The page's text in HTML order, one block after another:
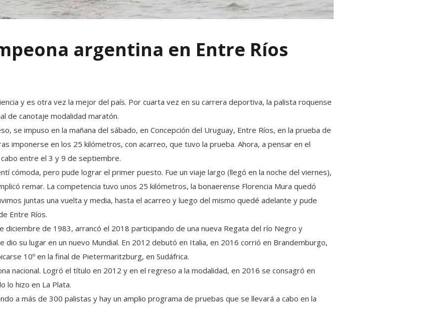
argentina en Entre Ríos
y es otra vez la mejor del país. Por cuarta vez en su carrera deportiva, la palista roquense
de canotaje modalidad maratón.
se impuso en la mañana del sábado, en Concepción del Uruguay, Entre Ríos, en la prueba de
imponerse en los 25 kilómetros, con acarreo, que tuvo la prueba. Ahora, a pensar en el
entre el 3 y 9 de septiembre.
cómoda, pero pude lograr el primer puesto. Fue un viaje largo (llegó en la noche del viernes),
remar. La competencia tuvo unos 25 kilómetros, la bonaerense Florencia Mura quedó
juntas una vuelta y media, hasta el acarreo y luego del mismo quedé adelante y pude
Entre Ríos.
diciembre de 1983, arrancó el 2018 participando de una nueva Regata del río Negro y
dio su lugar en un nuevo Mundial. En 2012 debutó en Italia, en 2016 corrió en Brandemburgo,
10º en la final de Pietermaritzburg, en Sudáfrica.
nacional. Logró el título en 2012 y en el regreso a la modalidad, en 2016 se consagró en
lo hizo en La Plata.
a más de 300 palistas y hay un amplio programa de pruebas que se llevará a cabo en la